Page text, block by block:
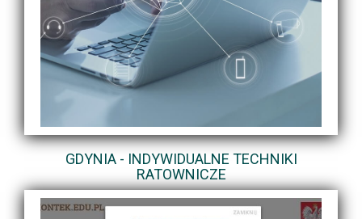
GDYNIA - INDYWIDUALNE TECHNIKI
RATOWNICZE